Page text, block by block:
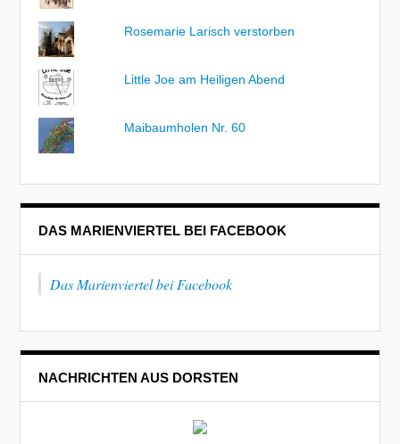
Rosemarie Larisch verstorben
Little Joe am Heiligen Abend
Maibaumholen Nr. 60
DAS MARIENVIERTEL BEI FACEBOOK
Das Marienviertel bei Facebook
NACHRICHTEN AUS DORSTEN